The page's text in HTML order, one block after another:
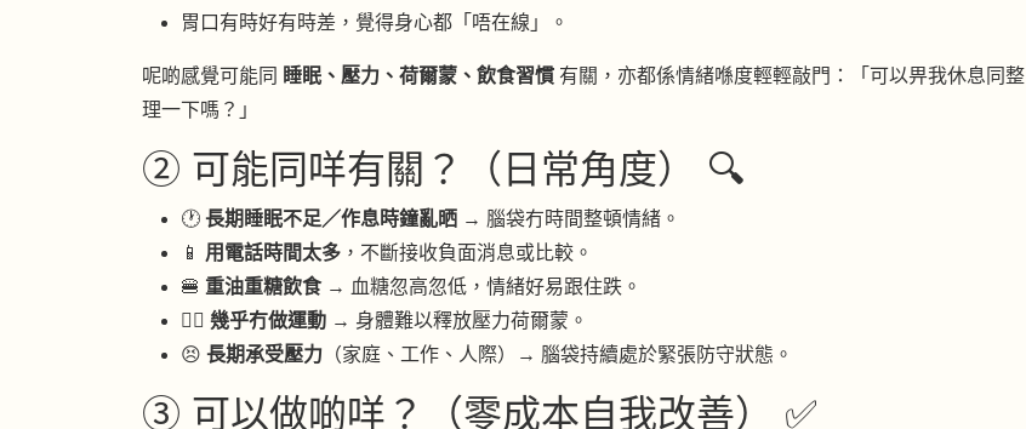
胃口有時好有時差，覺得身心都「唔在線」。
呢啲感覺可能同 睡眠、壓力、荷爾蒙、飲食習慣 有關，亦都係情緒喺度輕輕敲門：「可以畀我休息同整
理一下嗎？」
② 可能同咩有關？（日常角度） 🔍
🕐 長期睡眠不足／作息時鐘亂晒 → 腦袋冇時間整頓情緒。
📱 用電話時間太多 ，不斷接收負面消息或比較。
🍔 重油重糖飲食→ 血糖忽高忽低，情緒好易跟住跌。
🏃‍♀️ 幾乎冇做運動 → 身體難以釋放壓力荷爾蒙。
😣 長期承受壓力 （家庭、工作、人際）→ 腦袋持續處於緊張防守狀態。
③ 可以做啲咩？（零成本自我改善） ✅